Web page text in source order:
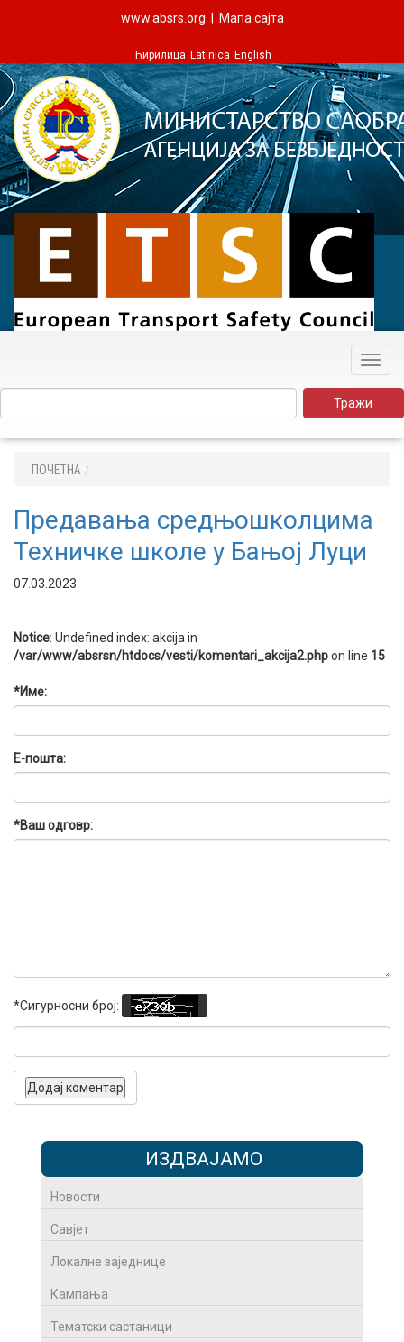
www.absrs.org Мапа сајта
Ћирилица Latinica English
ПОЧЕТНА
Предавања средњошколцима
Техничке школе у Бањој Луци
07.03.2023.
Notice: Undefined index: akcija in
/var/www/absrsn/htdocs/vesti/komentari_akcija2.phpon line 15
*Име:
Е-пошта:
*Ваш одговр:
*Сигурносни број:
ИЗДВАЈАМО
Новости
Савјет
Локалне заједнице
Кампања
Тематски састаници